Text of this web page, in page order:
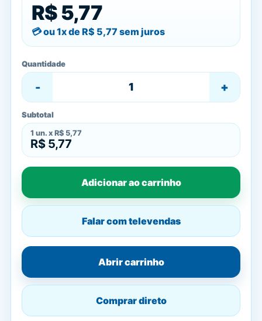
R$ 5,77
ou 1x de R$ 5,77 sem juros
Quantidade
- +
Subtotal
1 un. x R$ 5,77
R$ 5,77
Adicionar ao carrinho
Falar com televendas
Abrir carrinho
Comprar direto